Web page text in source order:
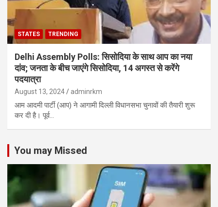
STATES TRENDING
Delhi Assembly Polls: सिसोदिया के साथ आप का नया
दांव; जनता के बीच जाएंगे सिसोदिया, 14 अगस्त से करेंगे
पदयात्रा
August 13, 2024 adminrkm
आम आदमी पार्टी (आप) ने आगामी दिल्ली विधानसभा चुनावों की तैयारी शुरू
कर दी है। पूर्व…
You may Missed